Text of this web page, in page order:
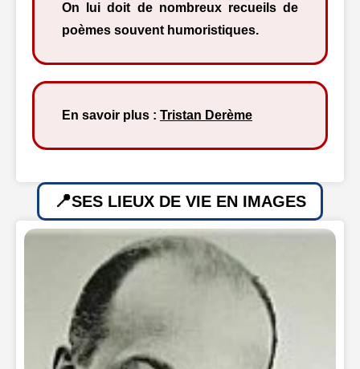
On lui doit de nombreux recueils de
poèmes souvent humoristiques.
En savoir plus : Tristan Derème
SES LIEUX DE VIE EN IMAGES